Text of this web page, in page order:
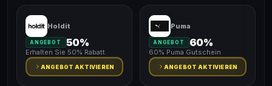
Holdit
ANGEBOT 50%
Erhalten Sie 50% Rabatt.
ANGEBOT AKTIVIEREN
Puma
ANGEBOT 60%
60% Puma Gutschein
ANGEBOT AKTIVIEREN